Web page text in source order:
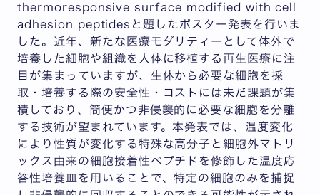
thermoresponsive surface modified with cell
adhesion peptidesと題したポスター発表を行いま
した。近年、新たな医療モダリティーとして体外で
培養した細胞や組織を人体に移植する再生医療に注
目が集まっていますが、生体から必要な細胞を採
取・培養する際の安全性・コストには未だ課題が集
積しており、簡便かつ非侵襲的に必要な細胞を分離
する技術が望まれています。本発表では、温度変化
により性質が変化する特殊な高分子と細胞外マトリ
ックス由来の細胞接着性ペプチドを修飾した温度応
答性培養皿を用いることで、特定の細胞のみを捕捉